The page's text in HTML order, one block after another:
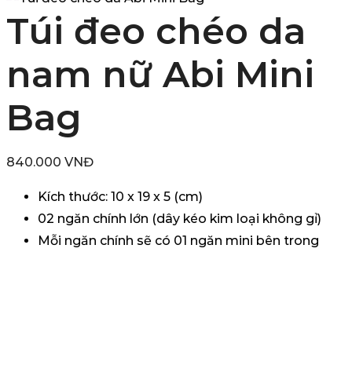
Túi đeo chéo da
nam nữ Abi Mini
Bag
840.000 VNĐ
Kích thước: 10 x 19 x 5 (cm)
02 ngăn chính lớn (dây kéo kim loại không gỉ)
Mỗi ngăn chính sẽ có 01 ngăn mini bên trong